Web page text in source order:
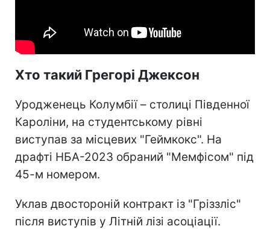
Хто такий Грегорі Джексон
Уродженець Колумбії – столиці Південної
Кароліни, на студентському рівні
виступав за місцевих "Геймкокс". На
драфті НБА-2023 обраний "Мемфісом" під
45-м номером.
Уклав двостороній контракт із "Гріззліс"
після виступів у Літній лізі асоціації.